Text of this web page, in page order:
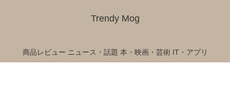
Trendy Mog
商品レビュー ニュース・話題 本・映画・芸術 IT・アプリ